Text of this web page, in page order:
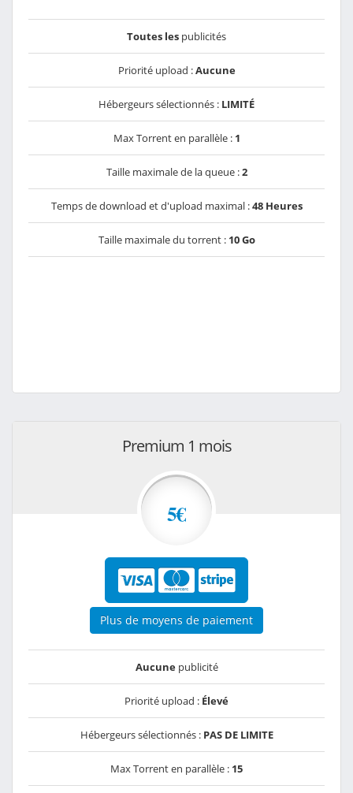
Toutes les publicités
Priorité upload :Aucune
Hébergeurs sélectionnés : LIMITÉ
Max Torrent en parallèle : 1
Taille maximale de la queue :2
Temps de download et d'upload maximal :48 Heures
Taille maximale du torrent : 10 Go
Premium 1 mois
5€
Plus de moyens de paiement
Aucunepublicité
Priorité upload : Élevé
Hébergeurs sélectionnés : PAS DE LIMITE
Max Torrent en parallèle : 15